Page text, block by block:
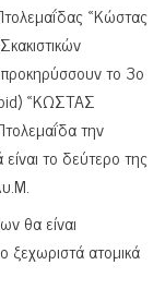
«Κώστας
το 3ο
«ΚΩΣΤΑΣ
την
το δεύτερο της
θα είναι
ατομικά